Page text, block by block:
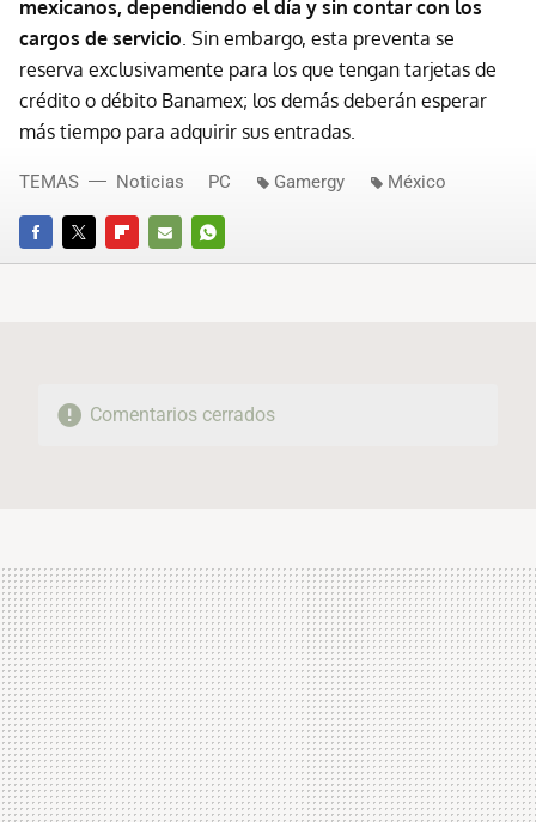
mexicanos, dependiendo el día y sin contar con los
cargos de servicio. Sin embargo, esta preventa se
reserva exclusivamente para los que tengan tarjetas de
crédito o débito Banamex; los demás deberán esperar
más tiempo para adquirir sus entradas.
FACEBOOKTWITTERFLIPBOARD
E-
WHATSAPP
TEMAS Noticias PC Gamergy México
Comentarios cerrados